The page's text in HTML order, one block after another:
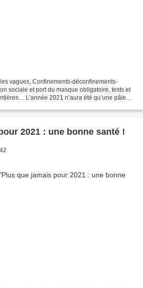
vagues, Confinements-déconfinements-
sociale et port du masque obligatoire, tests et
L’année 2021 n’aura été qu’une pâle
2021 : une bonne santé !